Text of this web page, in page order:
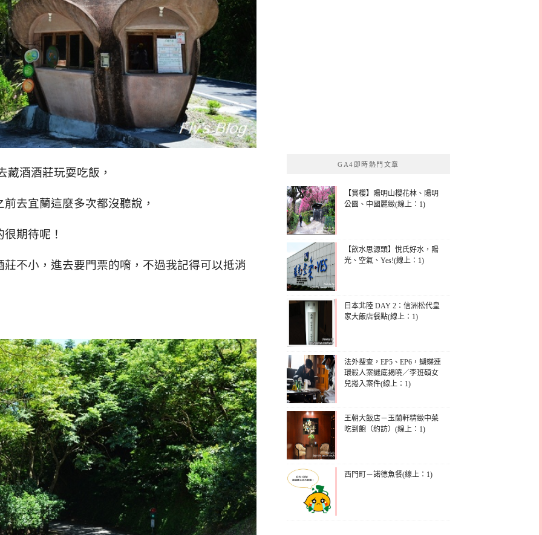
藏酒酒莊玩耍吃飯，
去宜蘭這麼多次都沒聽說，
期待呢！
不小，進去要門票的唷，不過我記得可以抵消
GA4即時熱門文章
【賞櫻】陽明山櫻花林、陽明
公園、中國麗緻(線上：1)
【飲水思源頭】悅氏好水，陽
光、空氣、Yes!(線上：1)
日本北陸 DAY 2：信洲松代皇
家大飯店餐點(線上：1)
法外搜查，EP5、EP6，蝴蝶連
環殺人案謎底揭曉／李班碩女
兒捲入案件(線上：1)
王朝大飯店－玉蘭軒精緻中菜
吃到飽（約訪）(線上：1)
西門町－諾德魚餐(線上：1)